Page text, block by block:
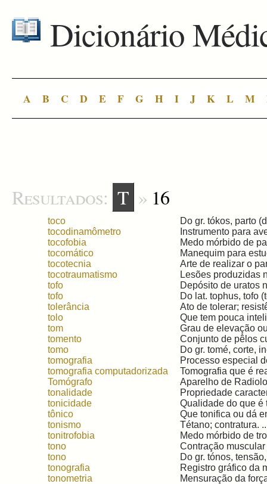
Dicionário
A B C D E F G H I J K L M
Resultados: T » 16
toco
Do gr. tókos, parto
tocodinamômetro
Instrumento para
tocofobia
Medo mórbido de
tocomático
Manequim para
tocotecnia
Arte de realizar o
tocotraumatismo
Lesões produzidas
tofo
Depósito de uratos
tofo
Do lat. tophus, tofo
tolerância
Ato de tolerar;
tolo
Que tem pouca
tom
Grau de elevação
tomento
Conjunto de pêlos
tomo
Do gr. tomé, corte,
tomografia
Processo especial
tomografia computadorizada
Tomografia que é
Tomógrafo
Aparelho de
tonalidade
Propriedade
tonicidade
Qualidade do que é
tônico
Que tonifica ou dá
tonismo
Tétano; contratura.
tonitrofobia
Medo mórbido de
tono
Contração
tono
Do gr. tónos,
tonografia
Registro gráfico da
tonometria
Mensuração da